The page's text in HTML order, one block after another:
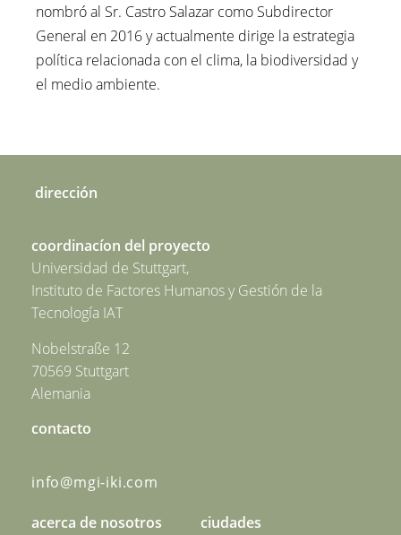
nombró al Sr. Castro Salazar como Subdirector
General en 2016 y actualmente dirige la estrategia
política relacionada con el clima, la biodiversidad y
el medio ambiente.
dirección
coordinacíon del proyecto
Universidad de Stuttgart,
Instituto de Factores Humanos y Gestión de la
Tecnología IAT
Nobelstraße 12
70569 Stuttgart
Alemania
contacto
info@mgi-iki.com
acerca de nosotros ciudades